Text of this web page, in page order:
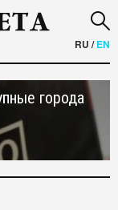
RU /EN
города